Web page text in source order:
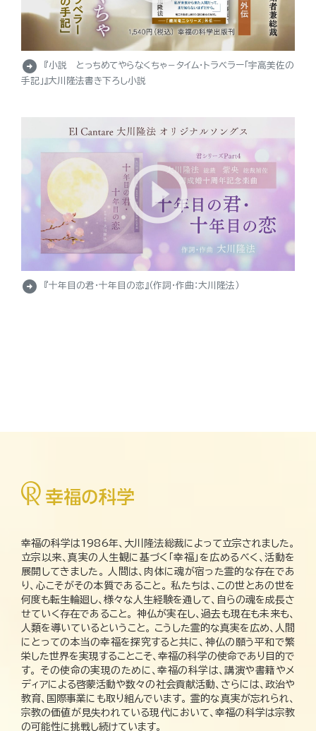
arrow_circle_right
『小説 とっちめてやらなくちゃ－タイム・トラベラー「宇高美佐の
手記」』大川隆法書き下ろし小説
arrow_circle_right 『十年目の君・十年目の恋』（作詞・作曲：大川隆法）
幸福の科学は1986年、大川隆法総裁によって立宗されました。
立宗以来、真実の人生観に基づく「幸福」を広めるべく、活動を
展開してきました。 人間は、肉体に魂が宿った霊的な存在であ
り、心こそがその本質であること。 私たちは、この世とあの世を
何度も転生輪廻し、様々な人生経験を通して、自らの魂を成長さ
せていく存在であること。 神仏が実在し、過去も現在も未来も、
人類を導いているということ。 こうした霊的な真実を広め、人間
にとっての本当の幸福を探究すると共に、神仏の願う平和で繁
栄した世界を実現することこそ、幸福の科学の使命であり目的で
す。 その使命の実現のために、幸福の科学は、講演や書籍やメ
ディアによる啓蒙活動や数々の社会貢献活動、さらには、政治や
教育、国際事業にも取り組んでいます。 霊的な真実が忘れられ、
宗教の価値が見失われている現代において、幸福の科学は宗教
の可能性に挑戦し続けています。